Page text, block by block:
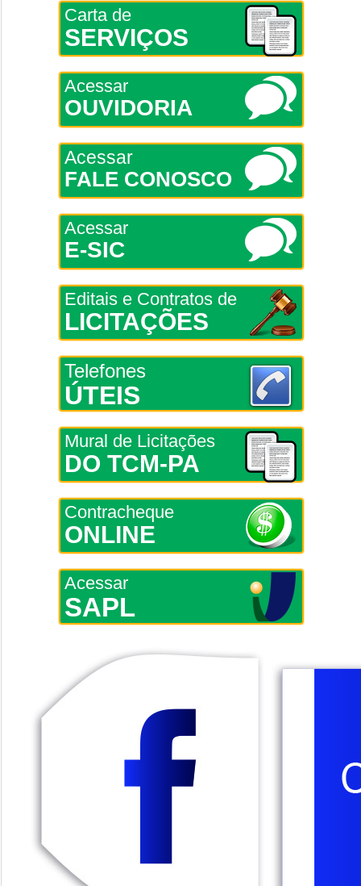
Carta de
SERVIÇOS
Acessar
OUVIDORIA
Acessar
FALE CONOSCO
Acessar
E-SIC
Editais e Contratos de
LICITAÇÕES
Telefones
ÚTEIS
Mural de Licitações
DO TCM-PA
Contracheque
ONLINE
Acessar
SAPL